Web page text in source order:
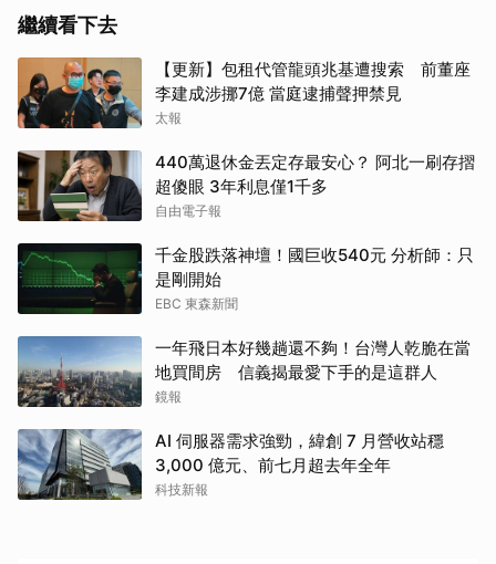
繼續看下去
【更新】包租代管龍頭兆基遭搜索 前董座
李建成涉挪7億 當庭逮捕聲押禁見
太報
440萬退休金丟定存最安心？ 阿北一刷存摺
超傻眼 3年利息僅1千多
自由電子報
千金股跌落神壇！國巨收540元 分析師：只
是剛開始
EBC 東森新聞
一年飛日本好幾趟還不夠！台灣人乾脆在當
地買間房 信義揭最愛下手的是這群人
鏡報
AI 伺服器需求強勁，緯創 7 月營收站穩
3,000 億元、前七月超去年全年
科技新報
取消